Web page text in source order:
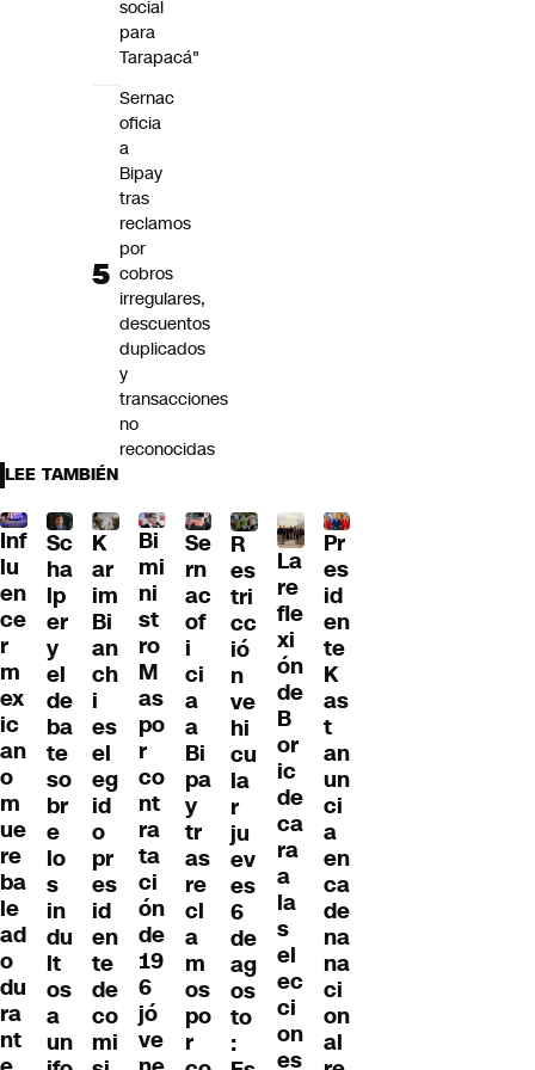
social
para
Tarapacá"
Sernac
oficia
a
Bipay
tras
reclamos
por
cobros
irregulares,
descuentos
duplicados
y
transacciones
no
reconocidas
LEE TAMBIÉN
Inf
lu
en
ce
r
m
ex
ic
an
o
m
ue
re
ba
le
ad
o
du
ra
nt
Sc
ha
lp
er
y
el
de
ba
te
so
br
e
lo
s
in
du
lt
os
a
un
K
ar
im
Bi
an
ch
i
es
el
eg
id
o
pr
es
id
en
te
de
co
mi
Bi
mi
ni
st
ro
M
as
po
r
co
nt
ra
ta
ci
ón
de
19
6
jó
ve
Se
rn
ac
of
i
ci
a
a
Bi
pa
y
tr
as
re
cl
a
m
os
po
r
R
es
tri
cc
ió
n
ve
hi
cu
la
r
ju
ev
es
6
de
ag
os
to
:
La
re
fle
xi
ón
de
B
or
ic
de
ca
ra
a
la
s
el
ec
ci
on
es
Pr
es
id
en
te
K
as
t
an
un
ci
a
en
ca
de
na
na
ci
on
al